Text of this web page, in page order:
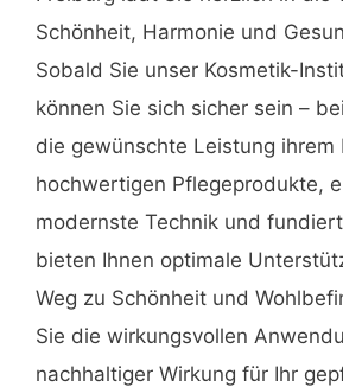
Schönheit, Harmonie und
Sobald Sie unser Kosmetik-
können Sie sich sicher sein –
die gewünschte Leistung ihrem
hochwertigen Pflegeprodukte,
modernste Technik und
bieten Ihnen optimale
Weg zu Schönheit und
Sie die wirkungsvollen
nachhaltiger Wirkung für Ihr